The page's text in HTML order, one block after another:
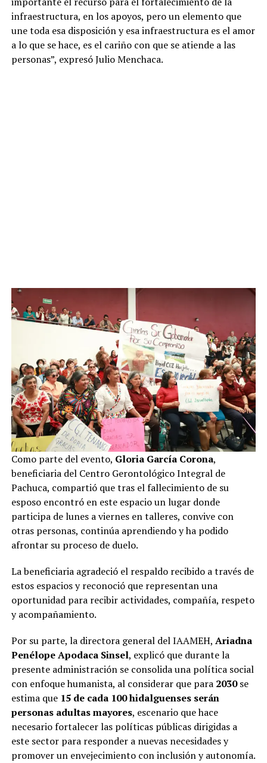
infraestructura, en los apoyos, pero un elemento que
une toda esa disposición y esa infraestructura es el amor
a lo que se hace, es el cariño con que se atiende a las
personas”, expresó Julio Menchaca.
Como parte del evento, Gloria García Corona,
beneficiaria del Centro Gerontológico Integral de
Pachuca, compartió que tras el fallecimiento de su
esposo encontró en este espacio un lugar donde
participa de lunes a viernes en talleres, convive con
otras personas, continúa aprendiendo y ha podido
afrontar su proceso de duelo.
La beneficiaria agradeció el respaldo recibido a través de
estos espacios y reconoció que representan una
oportunidad para recibir actividades, compañía, respeto
y acompañamiento.
Por su parte, la directora general del IAAMEH, Ariadna
Penélope Apodaca Sinsel, explicó que durante la
presente administración se consolida una política social
con enfoque humanista, al considerar que para 2030se
estima que 15 de cada 100 hidalguenses serán
personas adultas mayores, escenario que hace
necesario fortalecer las políticas públicas dirigidas a
este sector para responder a nuevas necesidades y
promover un envejecimiento con inclusión y autonomía.